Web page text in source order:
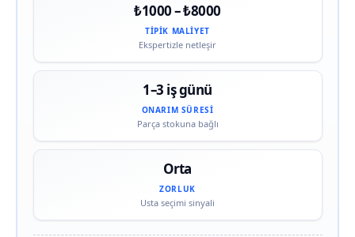
₺1000 – ₺8000
TIPIK MALIYET
Ekspertizle netleşir
1–3 iş günü
ONARIM SÜRESI
Parça stokuna bağlı
Orta
ZORLUK
Usta seçimi sinyali